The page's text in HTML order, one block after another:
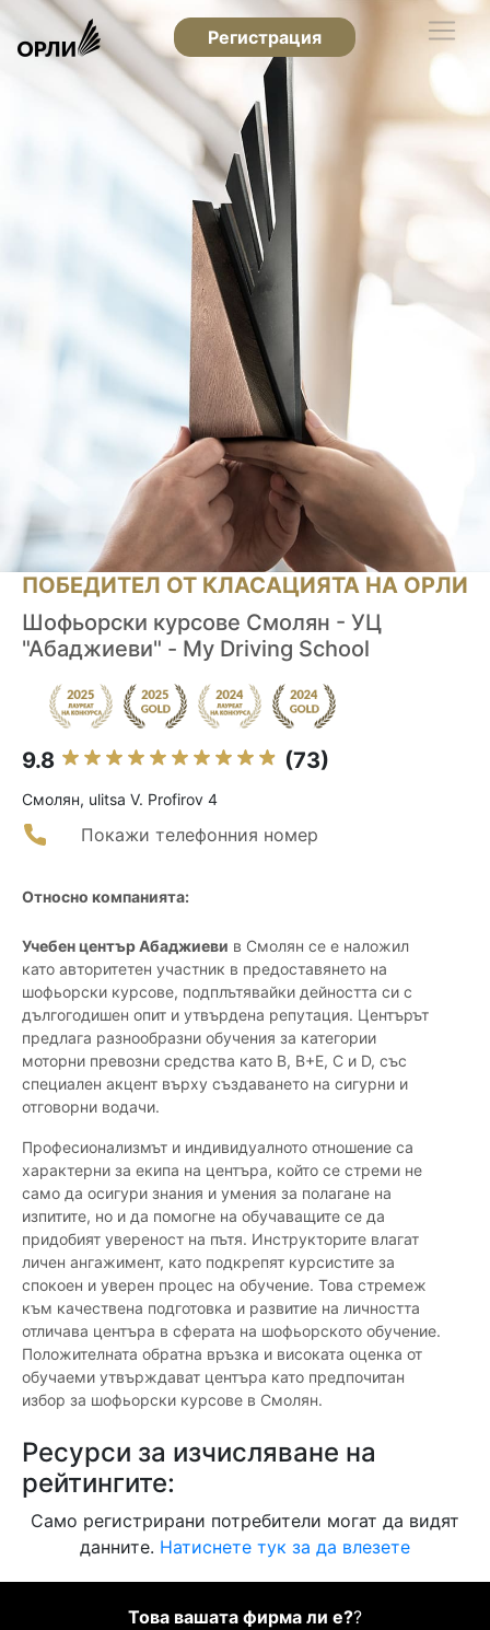
Регистрация
ПОБЕДИТЕЛ ОТ КЛАСАЦИЯТА НА ОРЛИ
Шофьорски курсове Смолян - УЦ
"Абаджиеви" - My Driving School
9.8 (73)
Смолян, ulitsa V. Profirov 4
Покажи телефонния номер
Относно компанията:
Учебен център Абаджиеви в Смолян се е наложил
като авторитетен участник в предоставянето на
шофьорски курсове, подплътявайки дейността си с
дългогодишен опит и утвърдена репутация. Центърът
предлага разнообразни обучения за категории
моторни превозни средства като B, B+E, C и D, със
специален акцент върху създаването на сигурни и
отговорни водачи.
Професионализмът и индивидуалното отношение са
характерни за екипа на центъра, който се стреми не
само да осигури знания и умения за полагане на
изпитите, но и да помогне на обучаващите се да
придобият увереност на пътя. Инструкторите влагат
личен ангажимент, като подкрепят курсистите за
спокоен и уверен процес на обучение. Това стремеж
към качествена подготовка и развитие на личността
отличава центъра в сферата на шофьорското обучение.
Положителната обратна връзка и високата оценка от
обучаеми утвърждават центъра като предпочитан
избор за шофьорски курсове в Смолян.
Ресурси за изчисляване на
рейтингите:
Само регистрирани потребители могат да видят
данните. Натиснете тук за да влезете
Това вашата фирма ли е??